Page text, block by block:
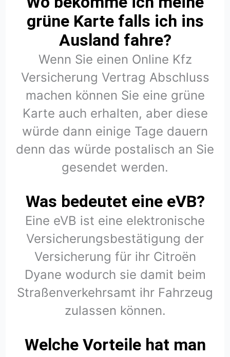
grüne Karte falls ich ins
Ausland fahre?
Wenn Sie einen Online Kfz
Versicherung Vertrag Abschluss
machen können Sie eine grüne
Karte auch erhalten, aber diese
würde dann einige Tage dauern
denn das würde postalisch an Sie
gesendet werden.
Was bedeutet eine eVB?
Eine eVB ist eine elektronische
Versicherungsbestätigung der
Versicherung für ihr Citroën
Dyane wodurch sie damit beim
Straßenverkehrsamt ihr Fahrzeug
zulassen können.
Welche Vorteile hat man